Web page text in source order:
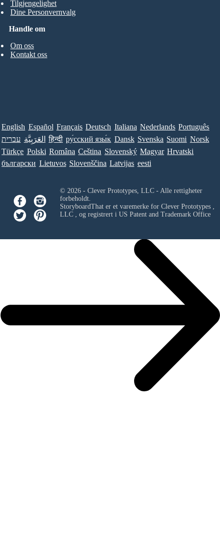
Handle om
Om oss
Kontakt oss
Tilgjengelighet
Dine Personvernvalg
English Español Français Deutsch Italiana Nederlands Português
עברית العَرَبِيَّة हिन्दी ру́сский язы́к Dansk Svenska Suomi Norsk
Türkçe Polski Româna Ceština Slovenský Magyar Hrvatski
български Lietuvos Slovenščina Latvijas eesti
© 2026 - Clever Prototypes, LLC - Alle rettigheter
forbeholdt.
StoryboardThat er et varemerke for Clever Prototypes ,
LLC, og registrert i US Patent and Trademark Office